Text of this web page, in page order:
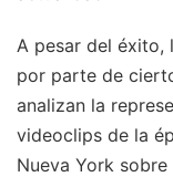
A pesar del éxito,
por parte de
analizan la
videoclips de la
Nueva York